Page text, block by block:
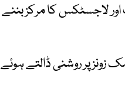
لاجسٹکس کا مرکز بننے
زونز پر روشنی ڈالتے ہوئے